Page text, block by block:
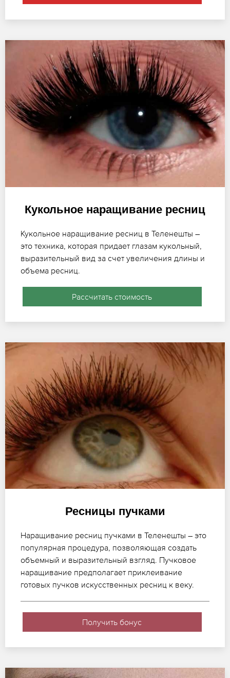
Кукольное наращивание ресниц
Кукольное наращивание ресниц в Теленешты –
это техника, которая придает глазам кукольный,
выразительный вид за счет увеличения длины и
объема ресниц.
Рассчитать стоимость
Ресницы пучками
Наращивание ресниц пучками в Теленешты – это
популярная процедура, позволяющая создать
объемный и выразительный взгляд. Пучковое
наращивание предполагает приклеивание
готовых пучков искусственных ресниц к веку.
Получить бонус